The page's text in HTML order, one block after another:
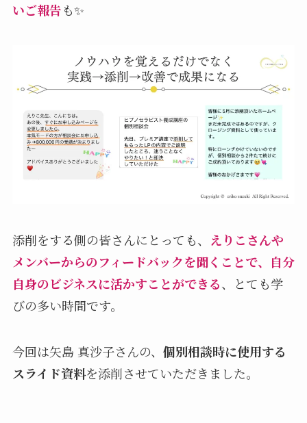
いご報告も✨
添削をする側の皆さんにとっても、
えりこさんや
メンバーからのフィードバックを聞くことで、自分
自身のビジネスに活かすことができる、とても学
びの多い時間です。
今回は矢島 真沙子さんの、 個別相談時に使用する
スライド資料を添削させていただきました。